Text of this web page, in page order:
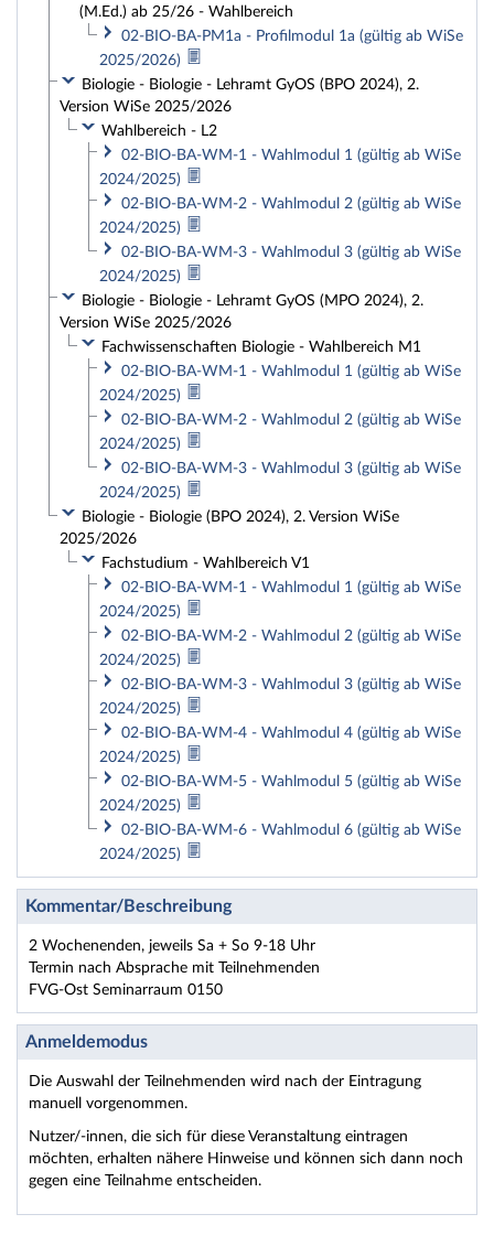
(M.Ed.) ab 25/26 - Wahlbereich
02-BIO-BA-PM1a - Profilmodul 1a (gültig ab WiSe
2025/2026)
Biologie - Biologie - Lehramt GyOS (BPO 2024), 2.
Version WiSe 2025/2026
Wahlbereich - L2
02-BIO-BA-WM-1 - Wahlmodul 1 (gültig ab WiSe
2024/2025)
02-BIO-BA-WM-2 - Wahlmodul 2 (gültig ab WiSe
2024/2025)
02-BIO-BA-WM-3 - Wahlmodul 3 (gültig ab WiSe
2024/2025)
Biologie - Biologie - Lehramt GyOS (MPO 2024), 2.
Version WiSe 2025/2026
Fachwissenschaften Biologie - Wahlbereich M1
02-BIO-BA-WM-1 - Wahlmodul 1 (gültig ab WiSe
2024/2025)
02-BIO-BA-WM-2 - Wahlmodul 2 (gültig ab WiSe
2024/2025)
02-BIO-BA-WM-3 - Wahlmodul 3 (gültig ab WiSe
2024/2025)
Biologie - Biologie (BPO 2024), 2. Version WiSe
2025/2026
Fachstudium - Wahlbereich V1
02-BIO-BA-WM-1 - Wahlmodul 1 (gültig ab WiSe
2024/2025)
02-BIO-BA-WM-2 - Wahlmodul 2 (gültig ab WiSe
2024/2025)
02-BIO-BA-WM-3 - Wahlmodul 3 (gültig ab WiSe
2024/2025)
02-BIO-BA-WM-4 - Wahlmodul 4 (gültig ab WiSe
2024/2025)
02-BIO-BA-WM-5 - Wahlmodul 5 (gültig ab WiSe
2024/2025)
02-BIO-BA-WM-6 - Wahlmodul 6 (gültig ab WiSe
2024/2025)
Kommentar/Beschreibung
2 Wochenenden, jeweils Sa + So 9-18 Uhr
Termin nach Absprache mit Teilnehmenden
FVG-Ost Seminarraum 0150
Anmeldemodus
Die Auswahl der Teilnehmenden wird nach der Eintragung
manuell vorgenommen.
Nutzer/-innen, die sich für diese Veranstaltung eintragen
möchten, erhalten nähere Hinweise und können sich dann noch
gegen eine Teilnahme entscheiden.